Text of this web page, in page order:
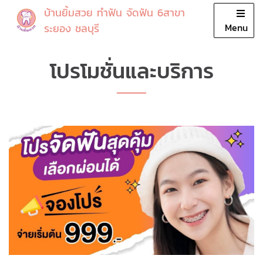
บ้านยิ้มสวย ทำฟัน จัดฟัน 6สาขา
ระยอง ชลบุรี
Menu
Close
โปรโมชั่น
รีวิว
เกี่ยวกับเรา
โปรโมชั่นและบริการ